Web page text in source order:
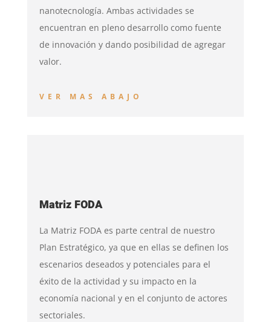
nanotecnología. Ambas actividades se
encuentran en pleno desarrollo como fuente
de innovación y dando posibilidad de agregar
valor.
VER MAS ABAJO
Matriz FODA
La Matriz FODA es parte central de nuestro
Plan Estratégico, ya que en ellas se definen los
escenarios deseados y potenciales para el
éxito de la actividad y su impacto en la
economía nacional y en el conjunto de actores
sectoriales.